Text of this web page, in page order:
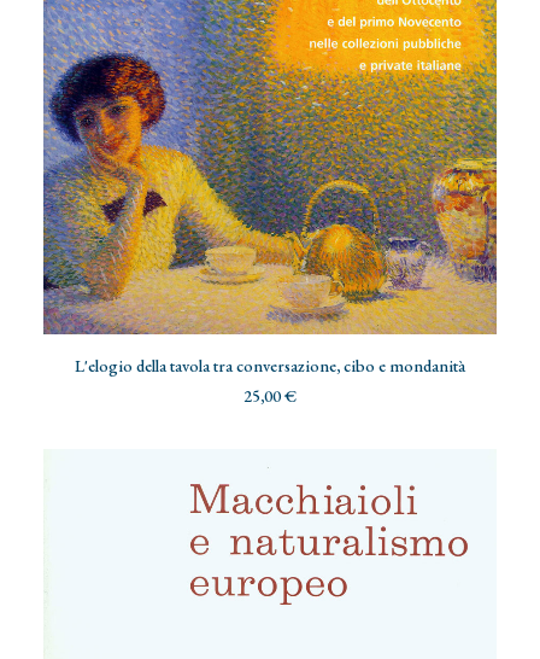
ADD TO CART
L'elogio della tavola tra conversazione, cibo e mondanità
25,00€